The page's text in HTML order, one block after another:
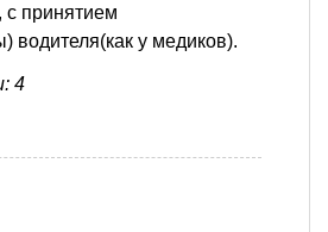
с принятием
водителя(как у медиков).
4